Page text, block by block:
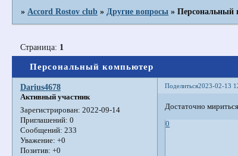
»Accord Rostov club »Другие вопросы »Персональный
Персональный компьютер
Страница: 1
Поделиться2023-02-13
Darius4678
Активный участник
Зарегистрирован: 2022-09-14
Приглашений: 0
Сообщений: 233
Уважение: +0
Позитив: +0
Достаточно
0